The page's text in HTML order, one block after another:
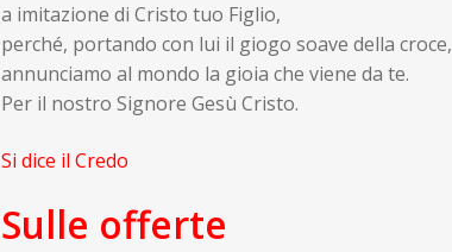
a imitazione di Cristo tuo Figlio,
perché, portando con lui il giogo soave della croce,
annunciamo al mondo la gioia che viene da te.
Per il nostro Signore Gesù Cristo.
Si dice il Credo
Sulle offerte